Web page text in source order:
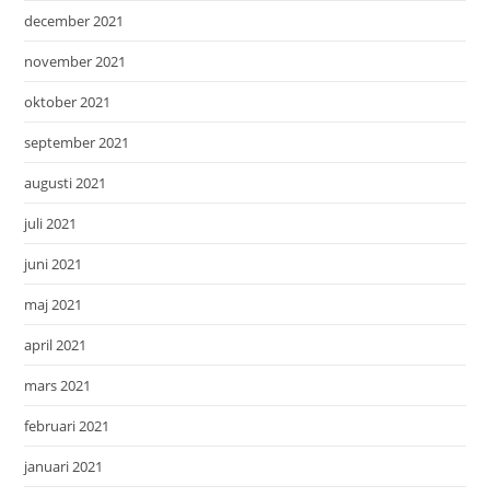
december 2021
november 2021
oktober 2021
september 2021
augusti 2021
juli 2021
juni 2021
maj 2021
april 2021
mars 2021
februari 2021
januari 2021